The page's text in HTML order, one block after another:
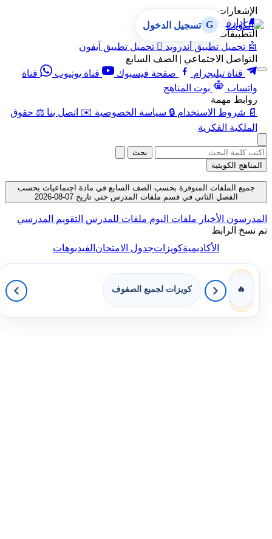
الإشعارات
🔔 إدارة الإشعارات
التطبيقات
🤖 تحميل تطبيق أندرويد  تحميل تطبيق آيفون
التواصل الاجتماعي | الصف السابع
قناة تيليجرام
صفحة فيسبوك قناة يوتيوب
قناة
واتساب
بوت المناهج
روابط مهمة
📄 شروط الاستخدام 🔒 سياسة الخصوصية ✉️ اتصل بنا ⚖️ حقوق
الملكية الفكرية
G تسجيل الدخول
بحث
المناهج الكويتية
جميع الملفات المتوفرة بحسب الصف السابع في مادة اجتماعيات بحسب
الفصل الثاني في قسم ملفات المدرس حتى تاريخ 07-08-2026
المدرسون الأخبار ملفات اليوم ملفات للمدرس التقويم المدرسي
تم نسخ الرابط
الأكاديميةكويزاتجدول الامتحانالفيديوهات
🔥 كويزات لجميع الصفوف